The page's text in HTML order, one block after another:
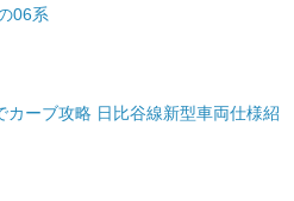
06系
カーブ攻略 日比谷線新型車両仕様紹